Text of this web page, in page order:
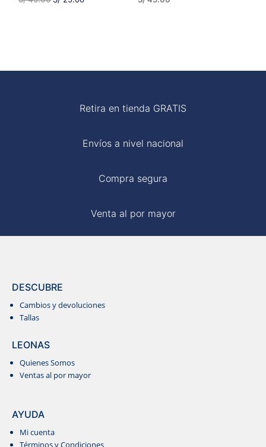
Retira en tienda GRATIS
Envíos a nivel nacional
Compra segura
Venta al por mayor
DESCUBRE
Cambios y devoluciones
Tallas
LEONAS
Quienes Somos
Ventas al por mayor
AYUDA
Mi cuenta
Términos y Condiciones